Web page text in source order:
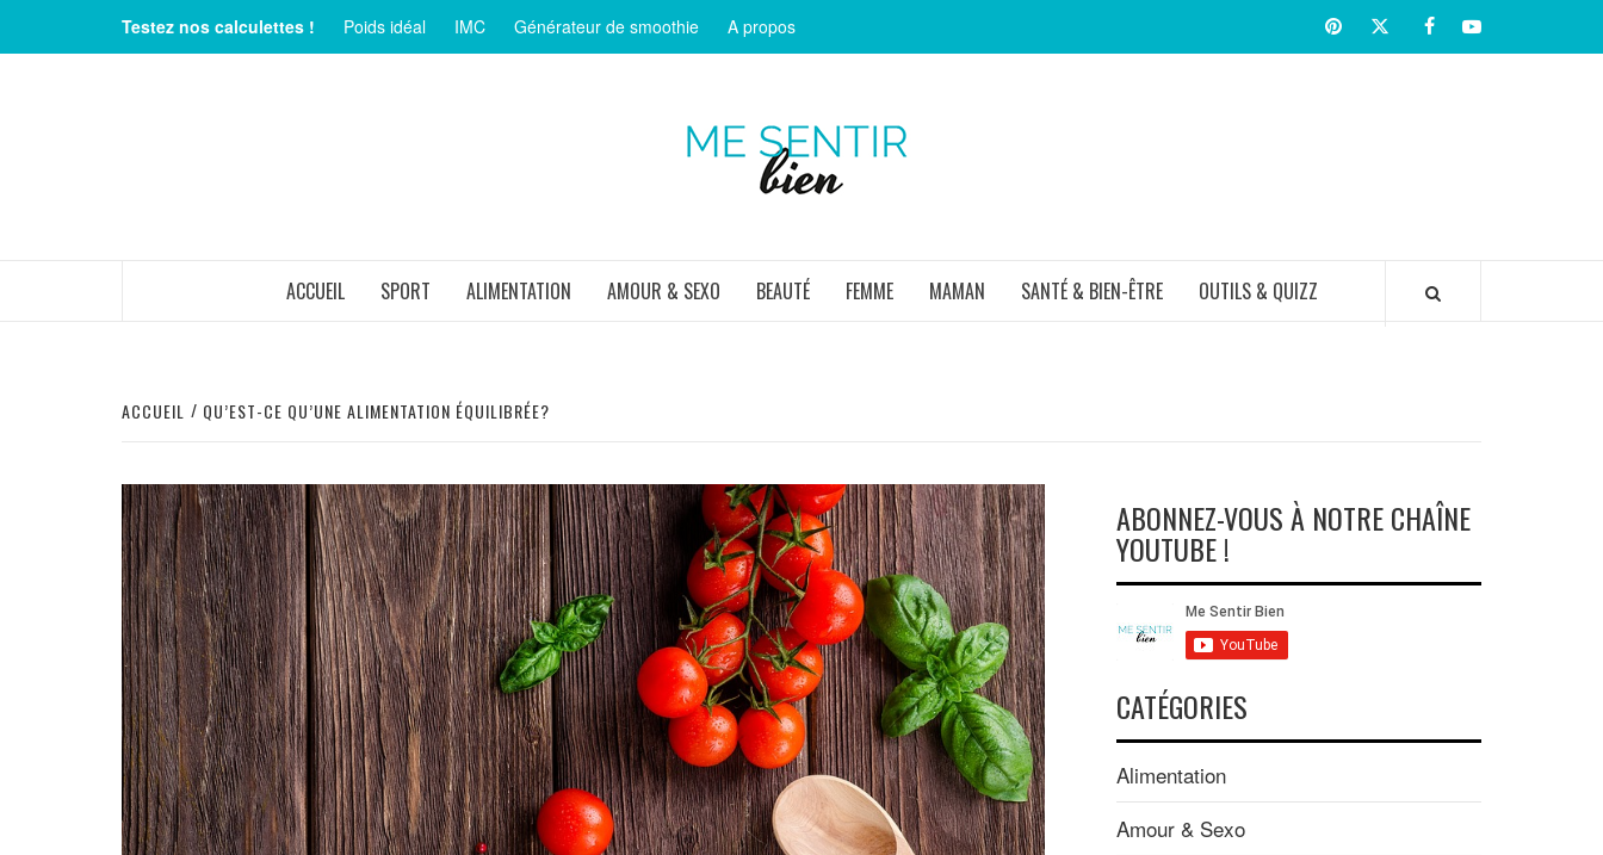
contenu
Testez nos calculettes ! Poids idéal IMC Générateur de smoothie A propos PinterestTwitter facebookYoutube
ACCUEIL SPORT ALIMENTATION AMOUR & SEXO BEAUTÉ FEMME MAMAN SANTÉ & BIEN-ÊTRE OUTILS & QUIZZ
ACCUEIL QU’EST-CE QU’UNE ALIMENTATION ÉQUILIBRÉE?
ABONNEZ-VOUS À NOTRE CHAÎNE
YOUTUBE !
CATÉGORIES
Alimentation
Amour & Sexo